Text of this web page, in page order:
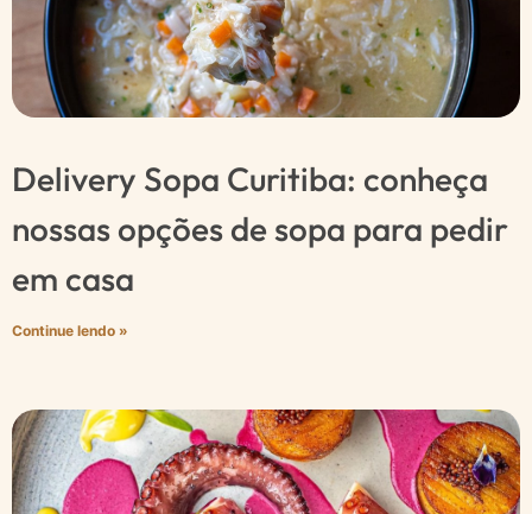
Delivery Sopa Curitiba: conheça
nossas opções de sopa para pedir
em casa
Continue lendo »